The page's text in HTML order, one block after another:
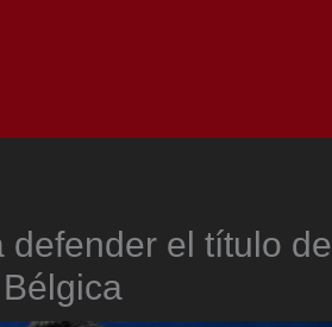
defender el título de